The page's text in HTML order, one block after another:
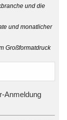
und die
und monatlicher
Großformatdruck
Anmeldung